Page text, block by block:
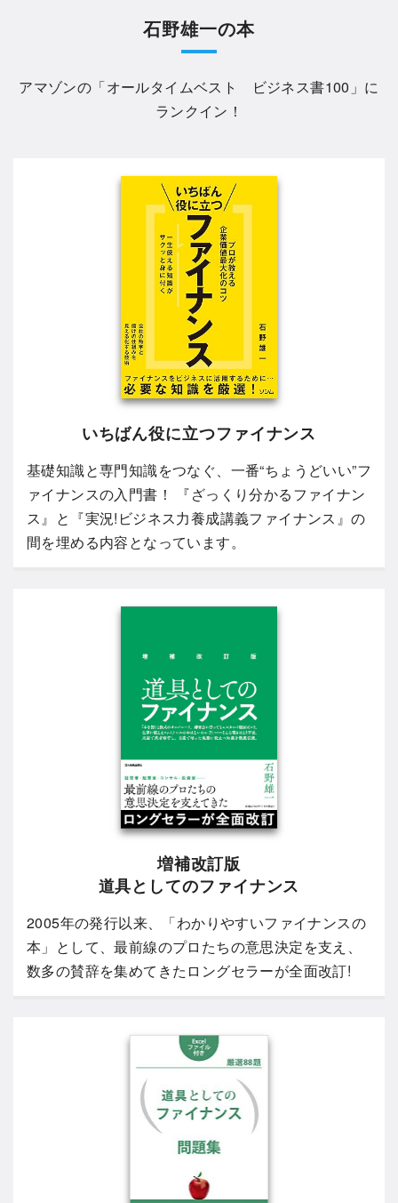
石野雄一の本
アマゾンの「オールタイムベスト ビジネス書100 」に
ランクイン！
いちばん役に立つファイナンス
基礎知識と専門知識をつなぐ、一番“ちょうどいい”フ
ァイナンスの入門書！ 『ざっくり分かるファイナン
ス』と『実況!ビジネス力養成講義ファイナンス』の
間を埋める内容となっています。
増補改訂版
道具としてのファイナンス
2005年の発行以来、「わかりやすいファイナンスの
本」として、最前線のプロたちの意思決定を支え、
数多の賛辞を集めてきたロングセラーが全面改訂!